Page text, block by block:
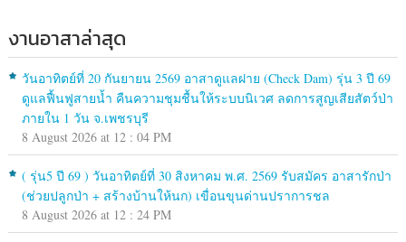
งานอาสาล่าสุด
วันอาทิตย์ที่ 20 กันยายน 2569 อาสาดูแลฝาย (Check Dam) รุ่น 3 ปี 69
ดูแลฟื้นฟูสายน้ำ คืนความชุมชื้นให้ระบบนิเวศ ลดการสูญเสียสัตว์ป่า
ภายใน 1 วัน จ.เพชรบุรี
8 August 2026 at 12 : 04 PM
( รุ่น5 ปี 69 ) วันอาทิตย์ที่ 30 สิงหาคม พ.ศ. 2569 รับสมัคร อาสารักป่า
(ช่วยปลูกป่า + สร้างบ้านให้นก) เขื่อนขุนด่านปราการชล
8 August 2026 at 12 : 24 PM